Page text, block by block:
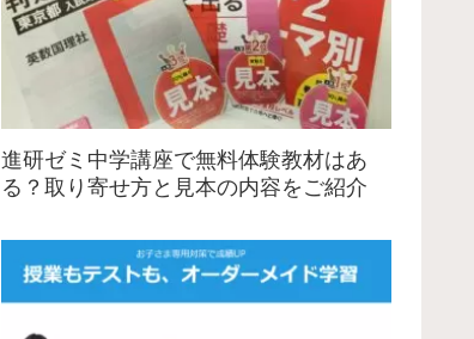
進研ゼミ中学講座で無料体験教材はあ
る？取り寄せ方と見本の内容をご紹介